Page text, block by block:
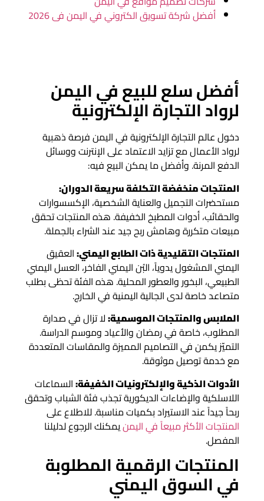
أفضل شركة تسويق الكتروني في اليمن فى 2026
أفضل سلع للبيع في اليمن
لرواد التجارة الإلكترونية
دخول عالم التجارة الإلكترونية في اليمن فرصة ذهبية
لرواد الأعمال مع تزايد الاعتماد على الإنترنت ووسائل
الدفع المرنة. وأفضل ما يمكن البيع فيه:
المنتجات منخفضة التكلفة سريعة الدوران:
مستحضرات التجميل والعناية الشخصية، الإكسسوارات
والحقائب، أدوات المطبخ الخفيفة. هذه المنتجات تحقق
مبيعات متكررة وهامش ربح جيد عند الشراء بالجملة.
المنتجات التقليدية ذات الطابع اليمني:العقيق
اليمني المشغول يدوياً، البُن اليمني الفاخر، العسل اليمني
الطبيعي، البخور والعطور المحلية. هذه الفئة تحظى بطلب
متصاعد خاصة لدى الجالية اليمنية في الخارج.
الملابس والمنتجات الموسمية:لا تزال في صدارة
المطلوب، خاصة في رمضان والأعياد وموسم الدراسة.
التميّز يكمن في التصاميم المميزة والمقاسات المتعددة
مع خدمة توصيل موثوقة.
الأدوات الذكية والإلكترونيات الخفيفة:السماعات
اللاسلكية والإضاءات الديكورية تجذب فئة الشباب وتحقق
ربحاً جيداً عند الاستيراد بكميات مناسبة. للاطلاع على
المنتجات الأكثر مبيعاً في اليمنيمكنك الرجوع لدليلنا
المفصل.
المنتجات الرقمية المطلوبة
في السوق اليمني